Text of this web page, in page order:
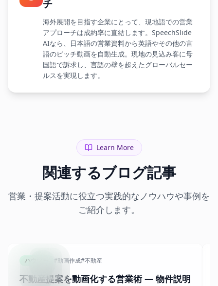
チ
海外展開を目指す企業にとって、現地語での営業
アプローチは成約率に直結します。SpeechSlide
AIなら、日本語の営業資料から英語やその他の言
語のピッチ動画を自動生成。現地の見込み客に母
国語で訴求し、言語の壁を超えたグローバルセー
ルスを実現します。
Learn More
関連するブログ記事
営業・提案活動に役立つ実践的なノウハウや事例を
ご紹介します。
ハウツー #動画作成#不動産
不動産提案を動画化する営業術 — 物件説明